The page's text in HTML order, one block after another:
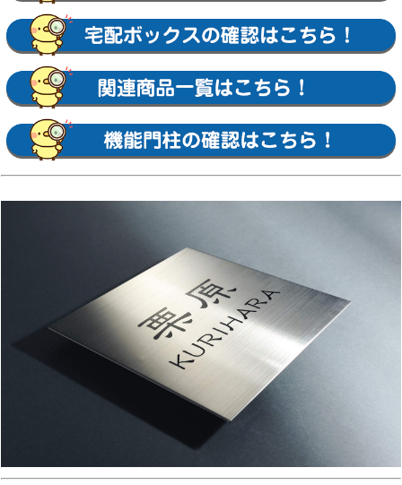
鋳物サイン鋳込みプレートサイン・ロートアイ
アン調サイン・ラフィーネサイン・カッパーサ
イン・ディズニー・ミッキーシルエットサイ
ン・プリンセスクリスタルガラスサイン 等
【YKKap】
スクエアタイプ・ステンレスプレート表札・ス
テンレス木目調表札・ステンレスカラー表札・
クールアルミ表札・ステンレス2層表札・ステ
ンレスプレート表札Lite・ステンレスカラー表
Lite・スクエアタイプS・ステンレスプレート
カラー表札S・スリムタイプ・ステンレスプレ
ート表札Slim・ステンレス木目調表札Slim・
アクリル2層表札Slim・スリムタイプS・ガラ
ス表札SlimS・切文字タイプ・ステンレス切文
字表札・切文字タイプS・ステンレス切文字表
札S・ルシアスポストユニット・ルシアスウォ
ール・ポスティモαIII・ルシアスサインポー
ル・スクエアタイプL・ステンレスバー付き表
札・ステンレス切文字表札・ステンレスアルフ
ァベット表札・アクリル3D表札 等
【三協アルミ】
ステンレス銘板・アクリル銘板・切り文字（ス
テンレス）銘板・ステンレス+木調（フレーム
レス+ガラス・ステンレス+ガラス（ステンレス